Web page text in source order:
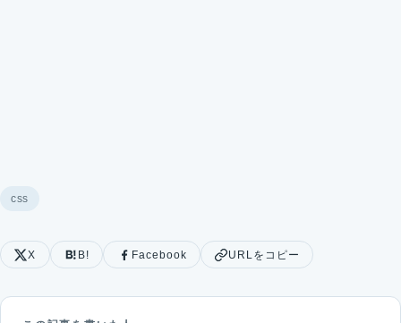
css
X B! Facebook URLをコピー